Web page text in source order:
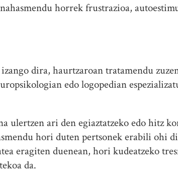
horrek frustrazioa,
dira, haurtzaroan tratamendu
edo logopedian
ulertzen ari den egiaztatzeko edo hitz
hori duten pertsonek erabili ohi
eragiten duenean, hori kudeatzeko
da.